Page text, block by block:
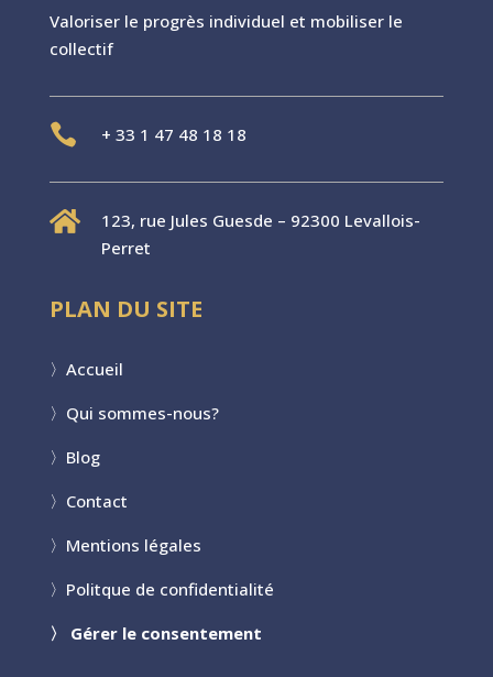
Valoriser le progrès individuel et mobiliser le
collectif
 + 33 1 47 48 18 18

123, rue Jules Guesde – 92300 Levallois-
Perret
PLAN DU SITE
〉 Accueil
〉 Qui sommes-nous?
〉 Blog
〉 Contact
〉 Mentions légales
〉 Politque de confidentialité
〉 Gérer le consentement